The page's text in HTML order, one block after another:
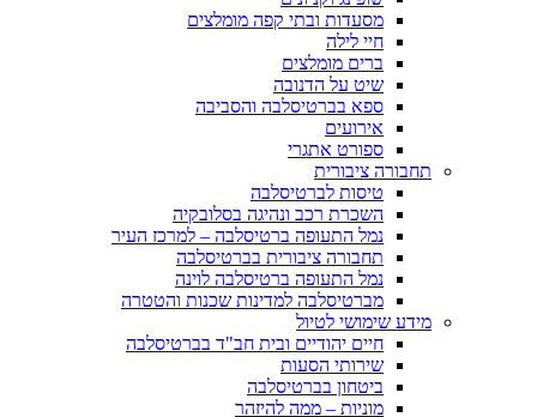
מסעדות ובתי קפה מומלצים
חיי לילה
ברים מומלצים
שיט על הדנובה
ספא בברטיסלבה והסביבה
אירועים
ספורט אתגרי
תחבורה ציבורית
טיסות לברטיסלבה
השכרת רכב ונהיגה בסלובקיה
נמל התעופה ברטיסלבה – למרכז העיר
תחבורה ציבורית בברטיסלבה
נמל התעופה ברטיסלבה לוינה
מברטיסלבה למדינות שכנות והטטרה
מידע שימושי לטיול
חיים יהודיים ובית חב"ד בברטיסלבה
שירותי הסעות
ביטחון בברטיסלבה
מוניות – ממה להיזהר